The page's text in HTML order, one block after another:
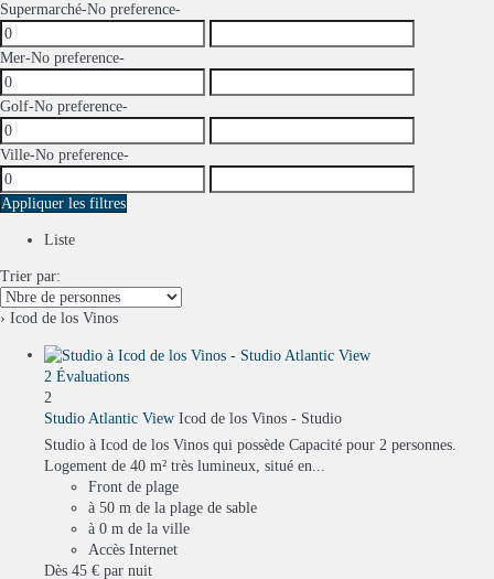
Supermarché-No preference-
Mer-No preference-
Golf-No preference-
Ville-No preference-
Appliquer les filtres
Liste
Trier par:
› Icod de los Vinos
2 Évaluations
2
Studio Atlantic View Icod de los Vinos - Studio
Studio à Icod de los Vinos qui possède Capacité pour 2 personnes.
Logement de 40 m² très lumineux, situé en...
Front de plage
à 50 m de la plage de sable
à 0 m de la ville
Accès Internet
Dès 45 € par nuit